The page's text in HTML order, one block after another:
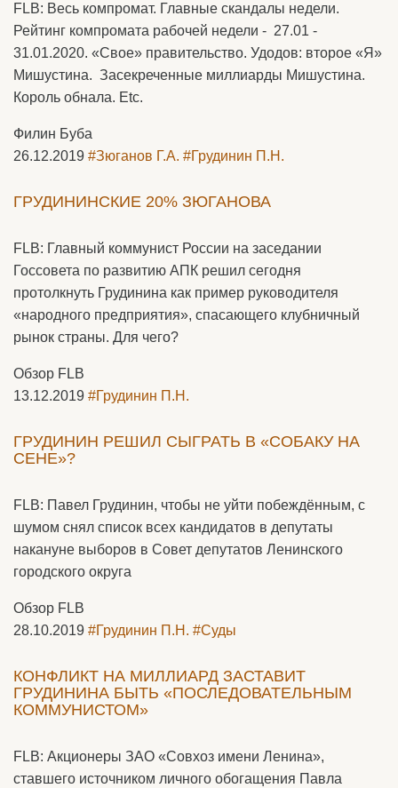
FLB: Весь компромат. Главные скандалы недели.
Рейтинг компромата рабочей недели - 27.01 -
31.01.2020. «Свое» правительство. Удодов: второе «Я»
Мишустина. Засекреченные миллиарды Мишустина.
Король обнала. Etc.
Филин Буба
26.12.2019 #Зюганов Г.А. #Грудинин П.Н.
ГРУДИНИНСКИЕ 20% ЗЮГАНОВА
FLB: Главный коммунист России на заседании
Госсовета по развитию АПК решил сегодня
протолкнуть Грудинина как пример руководителя
«народного предприятия», спасающего клубничный
рынок страны. Для чего?
Обзор FLB
13.12.2019 #Грудинин П.Н.
ГРУДИНИН РЕШИЛ СЫГРАТЬ В «СОБАКУ НА
СЕНЕ»?
FLB: Павел Грудинин, чтобы не уйти побеждённым, с
шумом снял список всех кандидатов в депутаты
накануне выборов в Совет депутатов Ленинского
городского округа
Обзор FLB
28.10.2019 #Грудинин П.Н. #Суды
КОНФЛИКТ НА МИЛЛИАРД ЗАСТАВИТ
ГРУДИНИНА БЫТЬ «ПОСЛЕДОВАТЕЛЬНЫМ
КОММУНИСТОМ»
FLB: Акционеры ЗАО «Совхоз имени Ленина»,
ставшего источником личного обогащения Павла